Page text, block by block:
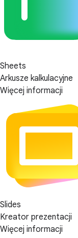
Sheets
Arkusze kalkulacyjne
Więcej informacji
Slides
Kreator prezentacji
Więcej informacji